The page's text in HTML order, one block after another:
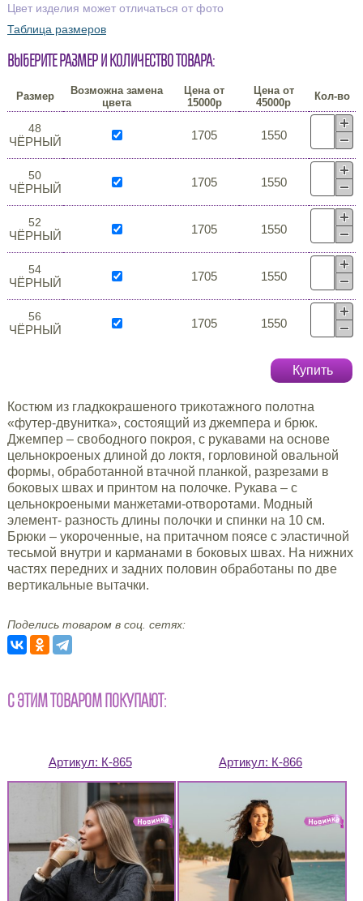
Цвет изделия может отличаться от фото
Таблица размеров
Выберите размер и количество товара:
Размер
Возможна замена
цвета
Цена от
15000р
Цена от
45000р
Кол-во
48
ЧЁРНЫЙ 1705 1550
50
ЧЁРНЫЙ 1705 1550
52
ЧЁРНЫЙ 1705 1550
54
ЧЁРНЫЙ 1705 1550
56
ЧЁРНЫЙ 1705 1550
Купить
Костюм из гладкокрашеного трикотажного полотна
«футер-двунитка», состоящий из джемпера и брюк.
Джемпер – свободного покроя, с рукавами на основе
цельнокроеных длиной до локтя, горловиной овальной
формы, обработанной втачной планкой, разрезами в
боковых швах и принтом на полочке. Рукава – с
цельнокроеными манжетами-отворотами. Модный
элемент- разность длины полочки и спинки на 10 см.
Брюки – укороченные, на притачном поясе с эластичной
тесьмой внутри и карманами в боковых швах. На нижних
частях передних и задних половин обработаны по две
вертикальные вытачки.
Поделись товаром в соц. сетях:
С ЭТИМ ТОВАРОМ ПОКУПАЮТ:
Артикул: К-865 Артикул: К-866